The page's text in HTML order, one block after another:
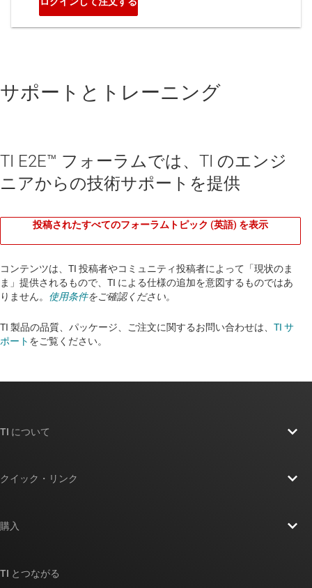
サポートとトレーニング
TI E2E™ フォーラムでは、TI のエンジ
ニアからの技術サポートを提供
投稿されたすべてのフォーラムトピック (英語) を表示
コンテンツは、TI 投稿者やコミュニティ投稿者によって「現状のま
ま」提供されるもので、TI による仕様の追加を意図するものではあ
りません。 使用条件をご確認ください。
TI 製品の品質、パッケージ、ご注文に関するお問い合わせは、 TI サ
ポート をご覧ください。​​​​​​​​​​​​​​
TI について
クイック・リンク
クロスリファレンス検索
購入
TI とつながる